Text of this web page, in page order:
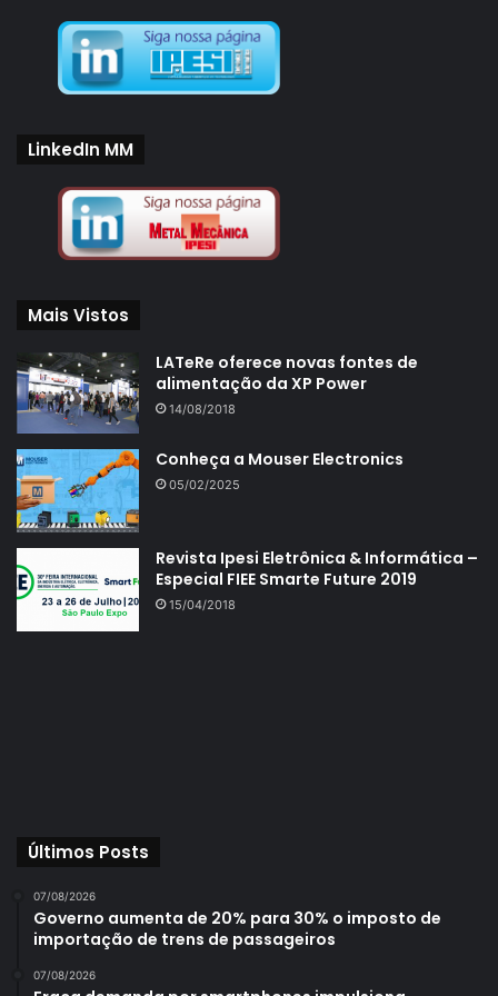
LinkedIn MM
Mais Vistos
LATeRe oferece novas fontes de
alimentação da XP Power
14/08/2018
Conheça a Mouser Electronics
05/02/2025
Revista Ipesi Eletrônica & Informática –
Especial FIEE Smarte Future 2019
15/04/2018
Últimos Posts
07/08/2026
Governo aumenta de 20% para 30% o imposto de
importação de trens de passageiros
07/08/2026